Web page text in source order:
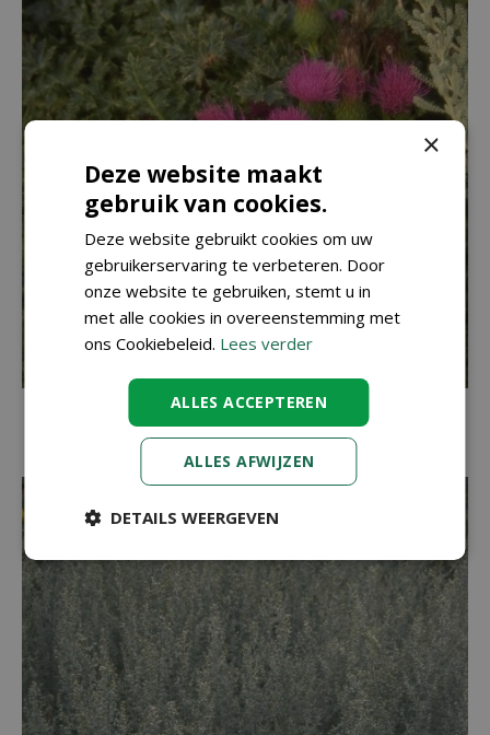
Aarddistel
Cirsium acaule
×
Deze website maakt
gebruik van cookies.
Deze website gebruikt cookies om uw
gebruikerservaring te verbeteren. Door
onze website te gebruiken, stemt u in
met alle cookies in overeenstemming met
ons Cookiebeleid. Lees verder
ALLES ACCEPTEREN
ALLES AFWIJZEN
DETAILS WEERGEVEN